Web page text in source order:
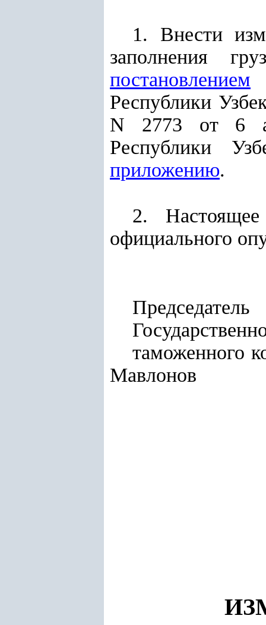
1. Внести
заполнения
постановлением
Республики
N 2773 от 6
Республики
приложению.
2.
официального
Председатель
Мавлонов